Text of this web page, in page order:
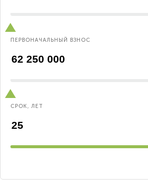
ПЕРВОНАЧАЛЬНЫЙ ВЗНОС
СРОК, ЛЕТ